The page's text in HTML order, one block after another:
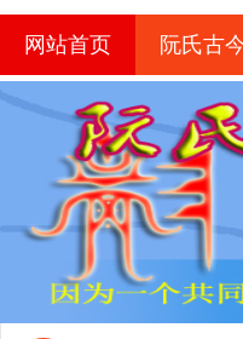
快捷
网站首页 阮氏古
网上祭祀